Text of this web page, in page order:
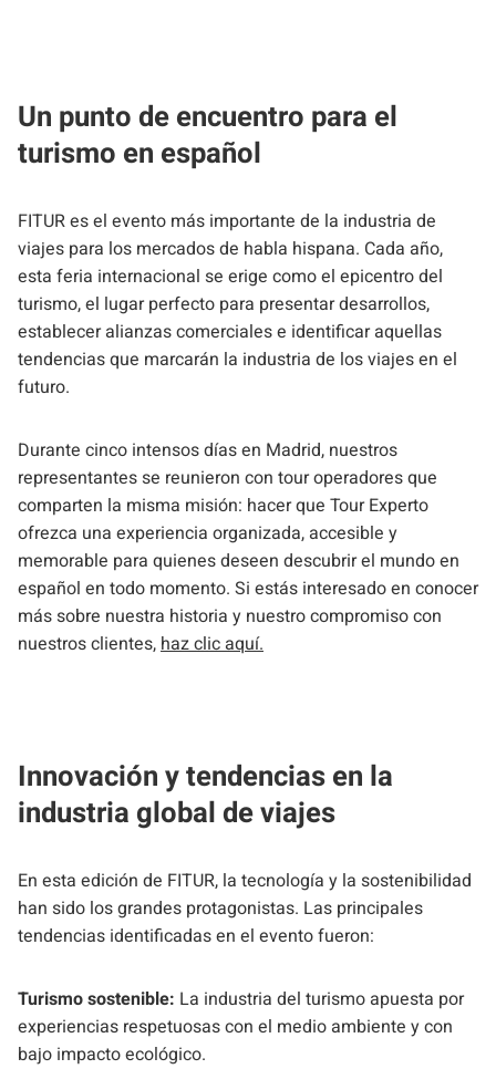
Un punto de encuentro para el
turismo en español
FITUR es el evento más importante de la industria de
viajes para los mercados de habla hispana. Cada año,
esta feria internacional se erige como el epicentro del
turismo, el lugar perfecto para presentar desarrollos,
establecer alianzas comerciales e identificar aquellas
tendencias que marcarán la industria de los viajes en el
futuro.
Durante cinco intensos días en Madrid, nuestros
representantes se reunieron con tour operadores que
comparten la misma misión: hacer que Tour Experto
ofrezca una experiencia organizada, accesible y
memorable para quienes deseen descubrir el mundo en
español en todo momento. Si estás interesado en conocer
más sobre nuestra historia y nuestro compromiso con
nuestros clientes,haz clic aquí.
Innovación y tendencias en la
industria global de viajes
En esta edición de FITUR, la tecnología y la sostenibilidad
han sido los grandes protagonistas. Las principales
tendencias identificadas en el evento fueron:
Turismo sostenible: La industria del turismo apuesta por
experiencias respetuosas con el medio ambiente y con
bajo impacto ecológico.